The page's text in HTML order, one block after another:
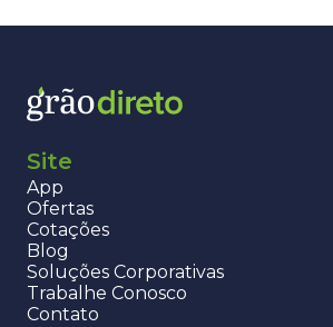
Site
App
Ofertas
Cotações
Blog
Soluções Corporativas
Trabalhe Conosco
Contato